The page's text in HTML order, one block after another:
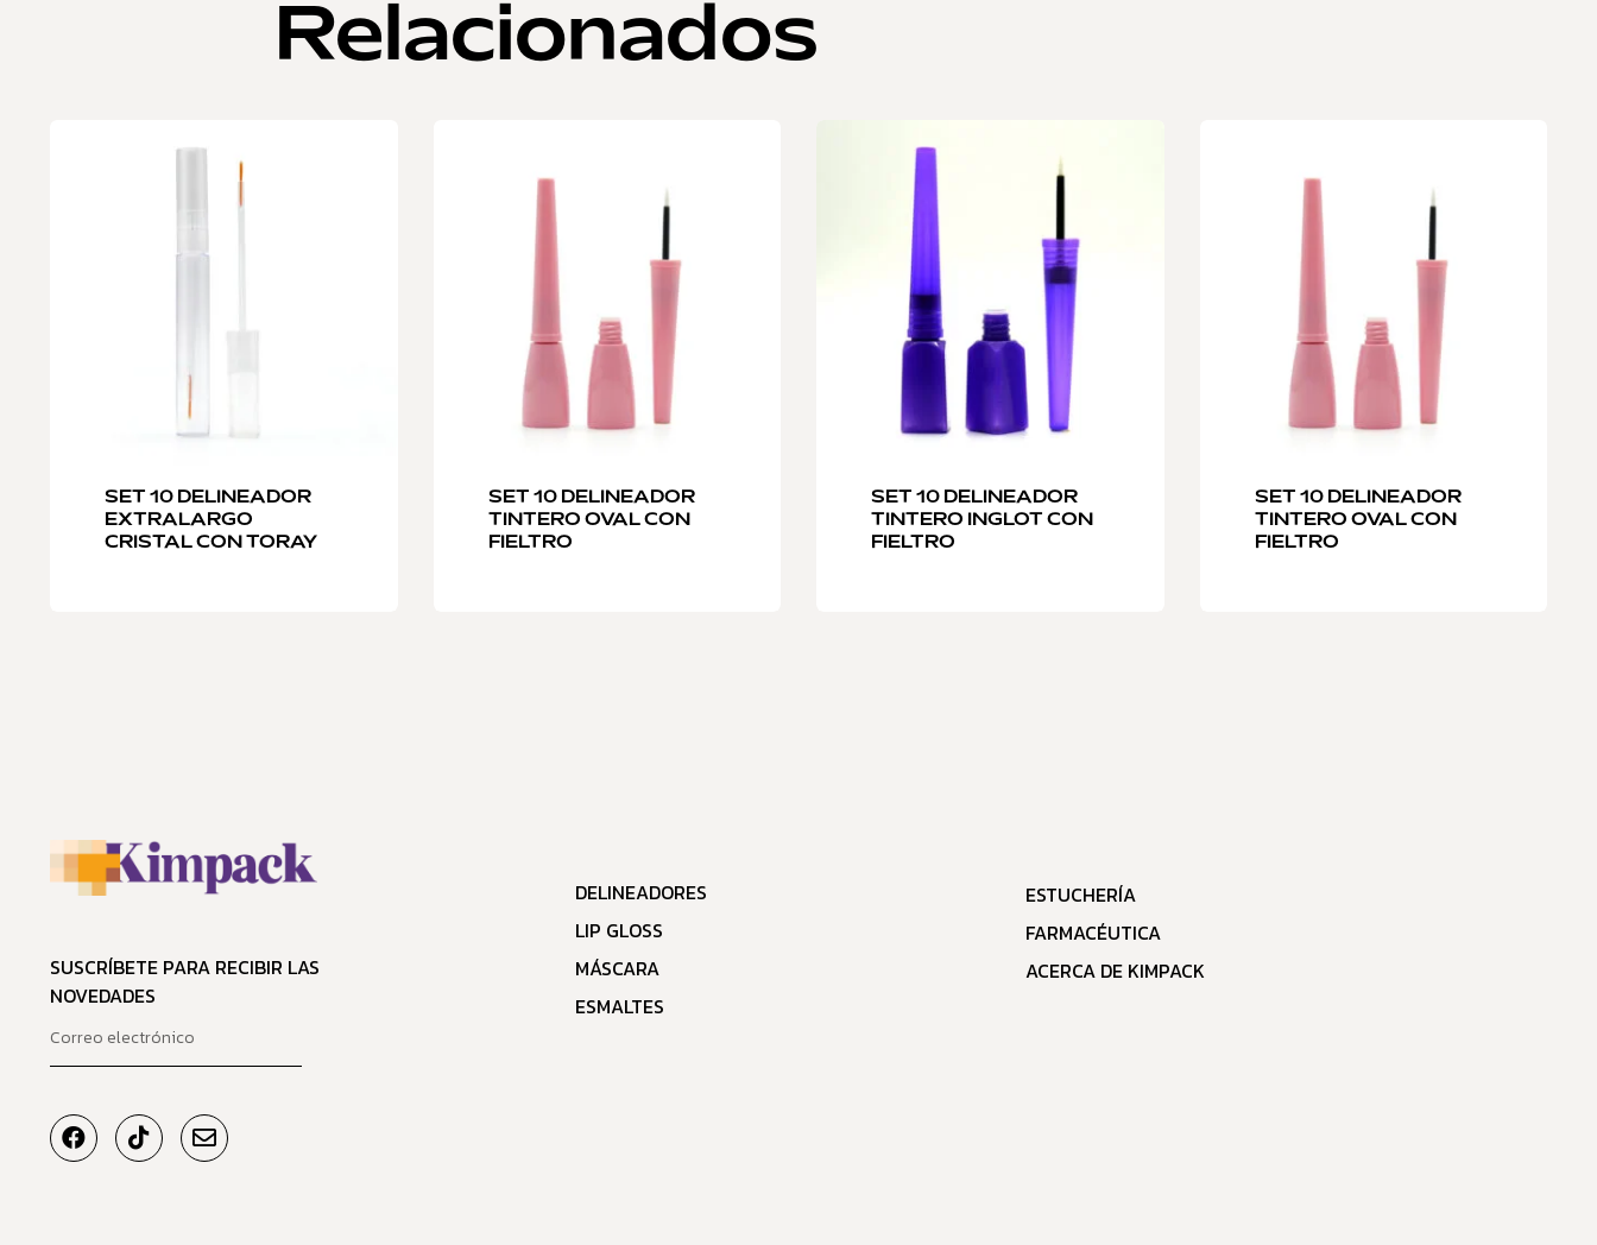
Relacionados
SET 10 DELINEADOR
EXTRALARGO
CRISTAL CON TORAY
SET 10 DELINEADOR
TINTERO OVAL CON
FIELTRO
SET 10 DELINEADOR
TINTERO INGLOT CON
FIELTRO
SET 10 DELINEADOR
TINTERO OVAL CON
FIELTRO
SUSCRÍBETE PARA RECIBIR LAS
NOVEDADES
DELINEADORES
LIP GLOSS
MÁSCARA
ESMALTES
ESTUCHERÍA
FARMACÉUTICA
ACERCA DE KIMPACK